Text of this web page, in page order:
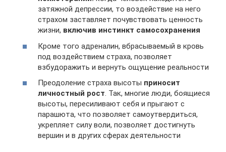
затяжной депрессии, то воздействие на него
страхом заставляет почувствовать ценность
жизни, включив инстинкт самосохранения
Кроме того адреналин, вбрасываемый в кровь
под воздействием страха, позволяет
взбудоражить и вернуть ощущение реальности
Преодоление страха высоты приносит
личностный рост. Так, многие люди, боящиеся
высоты, пересиливают себя и прыгают с
парашюта, что позволяет самоутвердиться,
укрепляет силу воли, позволяет достигнуть
вершин и в других сферах деятельности